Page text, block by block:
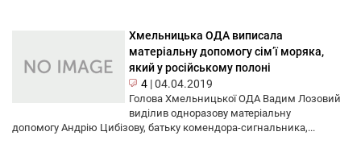
Хмельницька ОДА виписала
матеріальну допомогу сім’ї моряка,
який у російському полоні
4 |04.04.2019
Голова Хмельницької ОДА Вадим Лозовий
виділив одноразову матеріальну
допомогу Андрію Цибізову, батьку комендора-сигнальника,...